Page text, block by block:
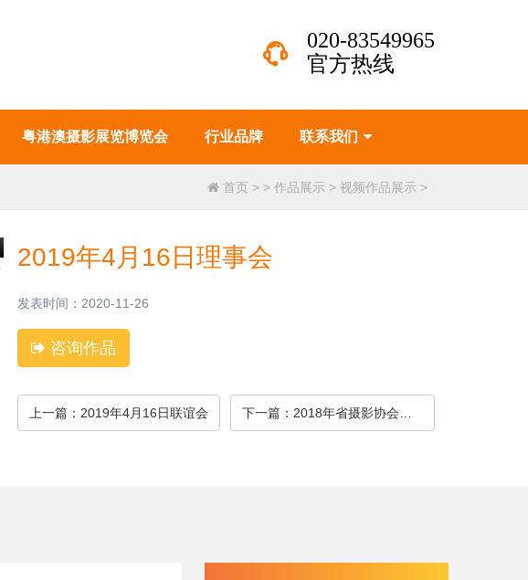
020-83549965
官方热线
粤港澳摄影展览博览会 行业品牌 联系我们
首页 > > 作品展示 > 视频作品展示 >
2019年4月16日理事会
发表时间：2020-11-26
咨询作品
上一篇：2019年4月16日联谊会 下一篇：2018年省摄影协会换届大会